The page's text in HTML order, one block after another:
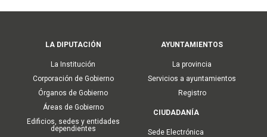
navigation
LA DIPUTACIÓN
La Institución
Corporación de Gobierno
Órganos de Gobierno
Áreas de Gobierno
Edificios, sedes y entidades
dependientes
AYUNTAMIENTOS
La provincia
Servicios a ayuntamientos
Registro
CIUDADANÍA
Sede Electrónica